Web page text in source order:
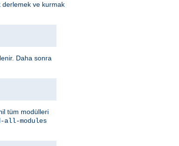
derlemek ve kurmak
Daha sonra
tüm modülleri
all-modules